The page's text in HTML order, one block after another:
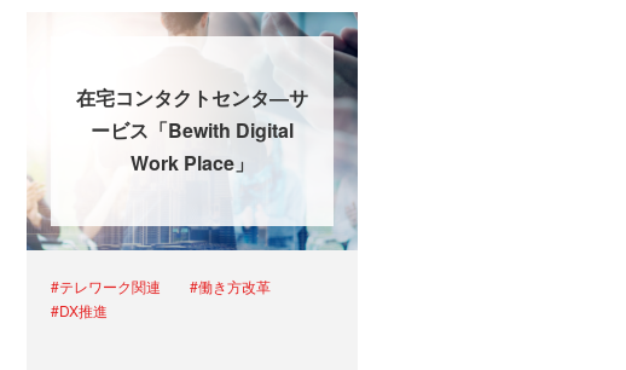
在宅コンタクトセンタ―サ
ービス「Bewith Digital
Work Place」
#テレワーク関連
#働き方改革
#DX推進